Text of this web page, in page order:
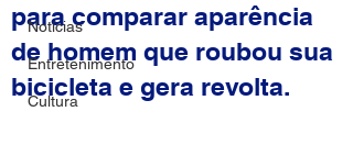
Notícias
Entretenimento
Cultura
para comparar aparência
de homem que roubou sua
bicicleta e gera revolta.